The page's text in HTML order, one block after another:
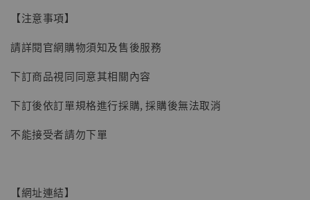
子彈飛 鵝城縣長 張麻子 [BK01]
【注意事項】
請詳閱官網購物須知及售後服務
下訂商品視同同意其相關內容
下訂後依訂單規格進行採購, 採購後無法取消
不能接受者請勿下單
【網址連結】